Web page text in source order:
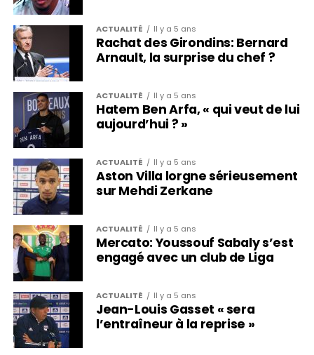
ACTUALITÉ Il y a 5 ans
Rachat des Girondins: Bernard
Arnault, la surprise du chef ?
ACTUALITÉ Il y a 5 ans
Hatem Ben Arfa, « qui veut de lui
aujourd’hui ? »
ACTUALITÉ Il y a 5 ans
Aston Villa lorgne sérieusement
sur Mehdi Zerkane
ACTUALITÉ Il y a 5 ans
Mercato: Youssouf Sabaly s’est
engagé avec un club de Liga
ACTUALITÉ Il y a 5 ans
Jean-Louis Gasset « sera
l’entraîneur à la reprise »